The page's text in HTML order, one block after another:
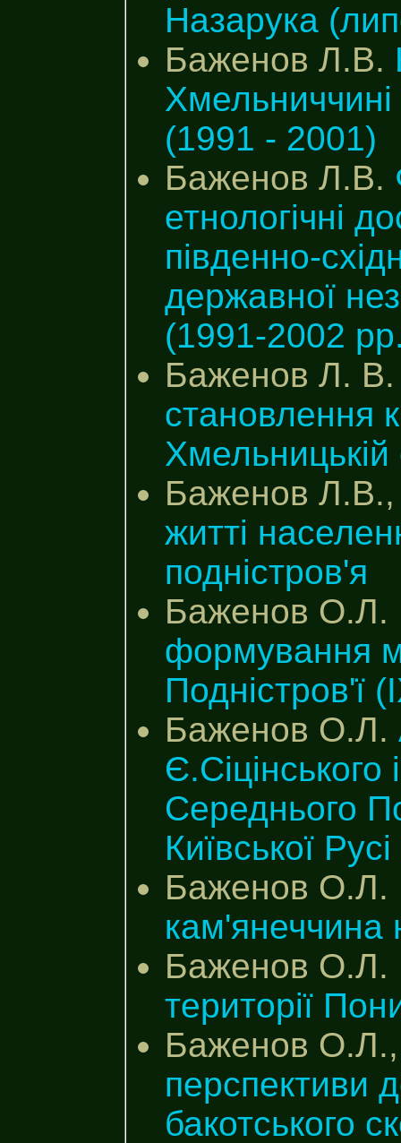
Назарука
Баженов Л.В.
(1991 - 2001)
Баженов Л.В.
етнологічні
південно-
державної
(1991-2002
Баженов Л.
становлення
Баженов
житті
подністров'я
Баженов О.Л.
формування
Подністров'ї
Баженов О.Л.
Є.Сіцінського
Середнього
Київської Русі
Баженов О.Л.
кам'янеччина
Баженов О.Л.
території
Баженов
перспективи
бакотського